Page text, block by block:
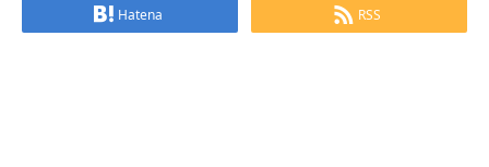
Hatena RSS